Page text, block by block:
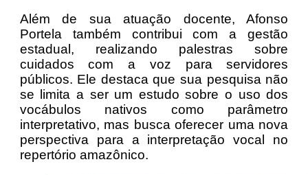
Além de sua atuação docente, Afonso
Portela também contribui com a gestão
estadual, realizando palestras sobre
cuidados com a voz para servidores
públicos. Ele destaca que sua pesquisa não
se limita a ser um estudo sobre o uso dos
vocábulos nativos como parâmetro
interpretativo, mas busca oferecer uma nova
perspectiva para a interpretação vocal no
repertório amazônico.